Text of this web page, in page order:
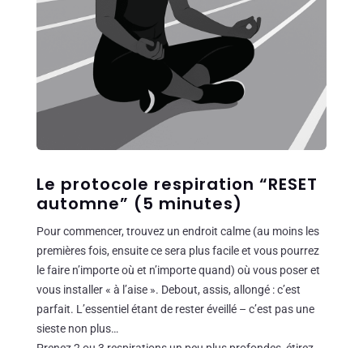
Le protocole respiration “RESET
automne” (5 minutes)
Pour commencer, trouvez un endroit calme (au moins les
premières fois, ensuite ce sera plus facile et vous pourrez
le faire n’importe où et n’importe quand) où vous poser et
vous installer « à l’aise ». Debout, assis, allongé : c’est
parfait. L’essentiel étant de rester éveillé – c’est pas une
sieste non plus…